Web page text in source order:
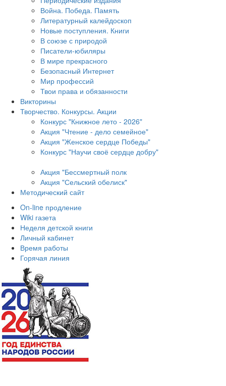
Война. Победа. Память
Литературный калейдоскоп
Новые поступления. Книги
В союзе с природой
Писатели-юбиляры
В мире прекрасного
Безопасный Интернет
Мир профессий
Твои права и обязанности
Викторины
Творчество. Конкурсы. Акции
Конкурс "Книжное лето - 2026"
Акция "Чтение - дело семейное"
Акция "Женское сердце Победы"
Конкурс "Научи своё сердце добру"
Акция "Бессмертный полк
Акция "Сельский обелиск"
Методический сайт
On-line продление
Wiki газета
Неделя детской книги
Личный кабинет
Время работы
Горячая линия